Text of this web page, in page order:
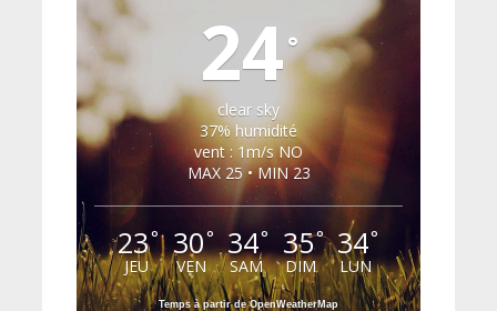
24°
clear sky
37% humidité
vent : 1m/s NO
MAX 25 • MIN 23
23°
JEU
30°
VEN
34°
SAM
35°
DIM
34°
LUN
Temps à partir de OpenWeatherMap